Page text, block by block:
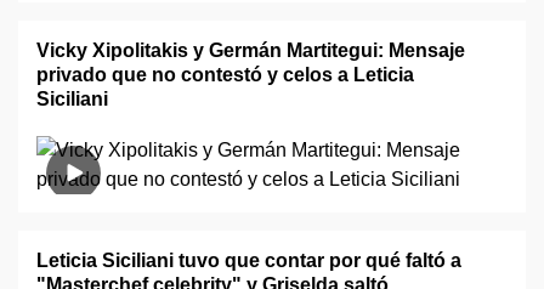
Vicky Xipolitakis y Germán Martitegui: Mensaje
privado que no contestó y celos a Leticia
Siciliani
Leticia Siciliani tuvo que contar por qué faltó a
"Masterchef celebrity" y Griselda saltó